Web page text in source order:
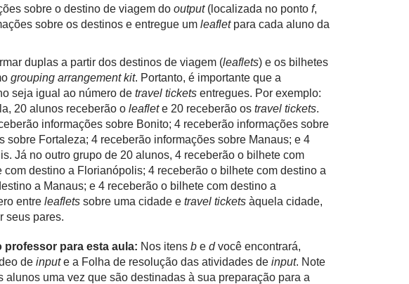
sobre o destino de viagem do output(localizada no ponto f,
sobre os destinos e entregue um leafletpara cada aluno da
duplas a partir dos destinos de viagem (leaflets) e os bilhetes
grouping arrangement kit. Portanto, é importante que a
seja igual ao número de travel tickets entregues. Por exemplo:
20 alunos receberão o leaflete 20 receberão os travel tickets.
informações sobre Bonito; 4 receberão informações sobre
sobre Fortaleza; 4 receberão informações sobre Manaus; e 4
Já no outro grupo de 20 alunos, 4 receberão o bilhete com
destino a Florianópolis; 4 receberão o bilhete com destino a
a Manaus; e 4 receberão o bilhete com destino a
entre leaflets sobre uma cidade e travel tickets àquela cidade,
seus pares.
professor para esta aula: Nos itens b e dvocê encontrará,
de inpute a Folha de resolução das atividades de input. Note
uma vez que são destinadas à sua preparação para a